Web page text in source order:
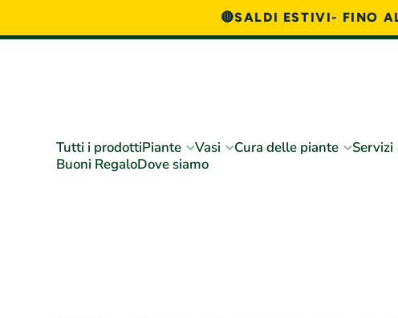
🔴SALDI ESTIVI- FINO
Tutti i prodottiPiante Vasi Cura delle piante
Servizi
Buoni RegaloDove siamo